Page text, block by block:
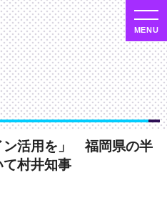
ン活用を」 福岡県の半
村井知事